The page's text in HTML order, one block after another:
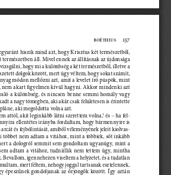
Boëthius 137
hiszik mind azt, hogy Krisztus két természetből,
áll. Mivel ennek az állításnak az újdonsága
hogy mi a különbség a két természetből, illetve a
dolgok között, mert úgy véltem, hogy sokat számít,
módon mellőzni azt, amit a levelet író püspök, mint
nem akart figyelmen kívül hagyni. Akkor mindenki azt
a  különbség,  és  nincsen  benne  semmi  homály  vagy
a nagy tömegben, aki akár csak felületesen is érintette
aki megoldotta volna azt.
attól, akit leginkább látni szerettem volna,5 és – ha fel
ellentétes irányba fordultam, hogy bármennyire is
és fejbólintását, amiből véleményének jeleit kiolvas
többet nem adtam a vitához, mint a többiek, sőt inkább
a dologról semmit sem gondoltam ugyanúgy, mint a
adtam  a  vitához,  tudniillik  nem  tettem  úgy,  mintha
igen nehezen viseltem a helyzetet, és a tudatlan
mert féltem, nehogy joggal tartsanak esztelennek,
épeszűnek  gondoljanak  az  őrjöngők  között.  Így  aztán